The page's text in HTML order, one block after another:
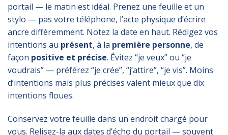
portail — le matin est idéal. Prenez une feuille et un
stylo — pas votre téléphone, l’acte physique d’écrire
ancre différemment. Notez la date en haut. Rédigez vos
intentions au présent, à la première personne, de
façon positive et précise. Évitez “je veux” ou “je
voudrais” — préférez “je crée”, “j’attire”, “je vis”. Moins
d’intentions mais plus précises valent mieux que dix
intentions floues.
Conservez votre feuille dans un endroit chargé pour
vous. Relisez-la aux dates d’écho du portail — souvent